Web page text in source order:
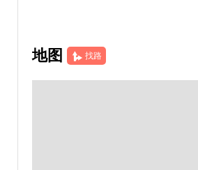
地图 找路